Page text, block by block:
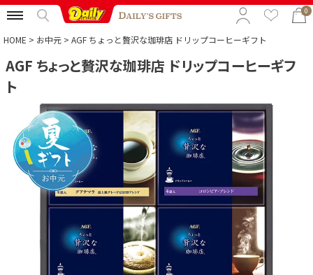
0
特集から選ぶ
予算から選ぶ
カテゴリから選ぶ
贈る相手から選ぶ
HOME お中元 AGF ちょっと贅沢な珈琲店 ドリップコーヒーギフト
AGF ちょっと贅沢な珈琲店 ドリップコーヒーギフ
ト